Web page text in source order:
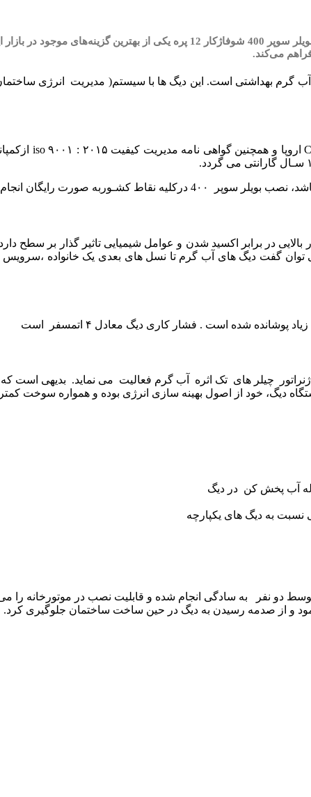
اگر به دنبال یک دیگ چدنی با راندمان بالا، کیفیت ساخت مناسب، قطعات یدکی در دسترس و عمر طولانی هستید، بویلر سوپر 400 شوفاژکار 12 پره یکی
می‌کند.
صورت رایگان انجام می گیرد.
بالایی در برابر اکسید شدن و عوامل شیمیایی تاثیر گذار بر سطح
گفت دیگ های آب گرم تا نسل های بعدی یک خانواده ،سرویس
چیلر های تک اثره آب گرم فعالیت می نماید. بدیهی است
دیگ، خود از اصول بهینه سازی انرژی بوده و همواره سوخت
آب پخش کن در دیگ
به دیگ های یکپارچه
بویلر حتی توسط دو نفر به سادگی انجام شده و قابلیت نصب در موتورخانه را
و از صدمه رسیدن به دیگ در حین ساخت ساختمان جلوگیری کرد.